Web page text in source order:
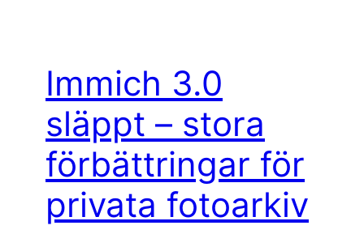
Immich 3.0
släppt – stora
förbättringar för
privata fotoarkiv